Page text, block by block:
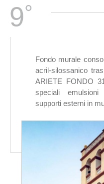
9°
Fondo murale
acril-silossanico
ARIETE FONDO
speciali emulsioni
supporti esterni in